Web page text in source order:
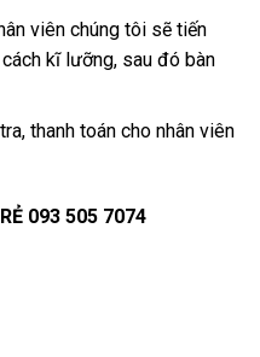
viên chúng tôi sẽ tiến
kĩ lưỡng, sau đó bàn
thanh toán cho nhân viên
093 505 7074